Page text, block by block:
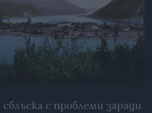
с проблеми заради